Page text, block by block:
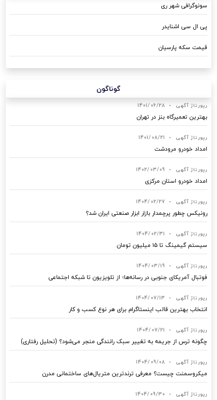
سونوگرافی شهر ری
پی ال سی اشنایدر
قیمت سکه پارسیان
گوناگون
رپورتاژ آگهی •
1401/06/28
بهترین تعمیرگاه بنز در تهران
رپورتاژ آگهی •
1401/08/21
امداد خودرو مرودشت
رپورتاژ آگهی •
1402/03/09
امداد خودرو استان مرکزی
رپورتاژ آگهی •
1404/02/27
رونیکس چطور پرچمدار بازار ابزار صنعتی ایران شد؟
رپورتاژ آگهی •
1404/02/31
سیستم گیمینگ تا ۱۵ میلیون تومان
رپورتاژ آگهی •
1404/03/19
فوتبال آمریکای جنوبی در رسانه‌ها؛ از تلویزیون تا شبکه اجتماعی
رپورتاژ آگهی •
1404/07/13
انتخاب بهترین قالب‌ اینستاگرام برای هر نوع کسب‌ و کار
رپورتاژ آگهی •
1404/07/21
چگونه ترس از جریمه به تغییر سبک رانندگی منجر می‌شود؟ (تحلیل رفتاری)
رپورتاژ آگهی •
1404/09/08
میکروسمنت چیست؟ معرفی ترندترین متریال‌های ساختمانی مدرن
رپورتاژ آگهی •
1404/09/30